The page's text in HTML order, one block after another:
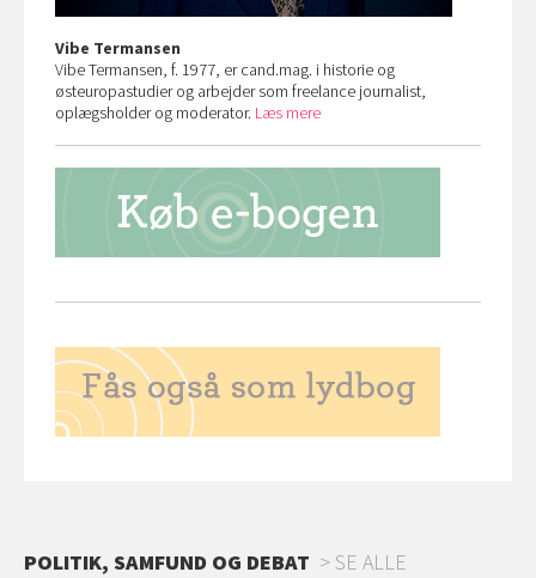
Vibe Termansen
Vibe Termansen, f. 1977, er cand.mag. i historie og
østeuropastudier og arbejder som freelance journalist,
oplægsholder og moderator. Læs mere
POLITIK, SAMFUND OG DEBAT SE ALLE